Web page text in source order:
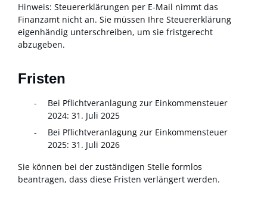
Hinweis: Steuererklärungen per E-Mail nimmt das
Finanzamt nicht an. Sie müssen Ihre Steuererklärung
eigenhändig unterschreiben, um sie fristgerecht
abzugeben.
Fristen
Bei Pflichtveranlagung zur Einkommensteuer
2024: 31. Juli 2025
Bei Pflichtveranlagung zur Einkommensteuer
2025: 31. Juli 2026
Sie können bei der zuständigen Stelle formlos
beantragen, dass diese Fristen verlängert werden.